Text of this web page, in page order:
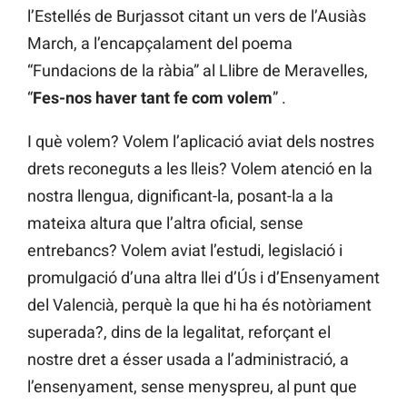
l’Estellés de Burjassot citant un vers de l’Ausiàs
March, a l’encapçalament del poema
“Fundacions de la ràbia” al Llibre de Meravelles,
“Fes-nos haver tant fe com volem” .
I què volem? Volem l’aplicació aviat dels nostres
drets reconeguts a les lleis? Volem atenció en la
nostra llengua, dignificant-la, posant-la a la
mateixa altura que l’altra oficial, sense
entrebancs? Volem aviat l’estudi, legislació i
promulgació d’una altra llei d’Ús i d’Ensenyament
del Valencià, perquè la que hi ha és notòriament
superada?, dins de la legalitat, reforçant el
nostre dret a ésser usada a l’administració, a
l’ensenyament, sense menyspreu, al punt que